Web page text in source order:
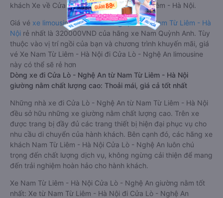
khách Xe về Cửa Lò - Nghệ An từ Nam Từ Liêm - Hà Nội.
Giá vé xe limousine đi Cửa Lò - Nghệ An từ Nam Từ Liêm - Hà
Nội rẻ nhất là 320000VND của hãng xe Nam Quỳnh Anh. Tùy
thuộc vào vị trí ngồi của bạn và chương trình khuyến mãi, giá
vé Xe Nam Từ Liêm - Hà Nội đi Cửa Lò - Nghệ An limousine
này có thể sẽ rẻ hơn
Dòng xe đi Cửa Lò - Nghệ An từ Nam Từ Liêm - Hà Nội
giường nằm chất lượng cao: Thoải mái, giá cả tốt nhất
Những nhà xe đi Cửa Lò - Nghệ An từ Nam Từ Liêm - Hà Nội
đều sở hữu những xe giường nằm chất lượng cao. Trên xe
được trang bị đầy đủ các trang thiết bị hiện đại phục vụ cho
nhu cầu di chuyển của hành khách. Bên cạnh đó, các hãng xe
khách Nam Từ Liêm - Hà Nội Cửa Lò - Nghệ An luôn chú
trọng đến chất lượng dịch vụ, không ngừng cải thiện để mang
đến trải nghiệm hoàn hảo cho hành khách.
Xe Nam Từ Liêm - Hà Nội Cửa Lò - Nghệ An giường nằm tốt
nhất: Xe từ Nam Từ Liêm - Hà Nội đi Cửa Lò - Nghệ An